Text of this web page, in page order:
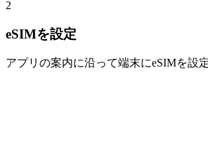
2
eSIMを設定
アプリの案内に沿って端末にeSIMを設